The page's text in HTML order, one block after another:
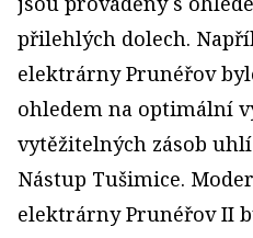
přilehlých dolech.
elektrárny Prunéřov
ohledem na optimální
vytěžitelných zásob
Nástup Tušimice.
elektrárny Prunéřov II